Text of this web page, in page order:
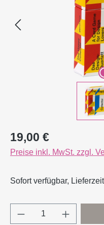
Regulärer Preis:
19,00 €
Preise inkl. MwSt. zzgl.
Sofort verfügbar,
Produkt Anzahl: